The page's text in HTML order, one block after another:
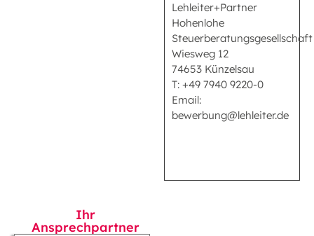
Lehleiter+Partner
Hohenlohe
Steuerberatungsgesellschaft
Wiesweg 12
74653 Künzelsau
T: +49 7940 9220-0
Email:
bewerbung@lehleiter.de
Ihr
Ansprechpartner